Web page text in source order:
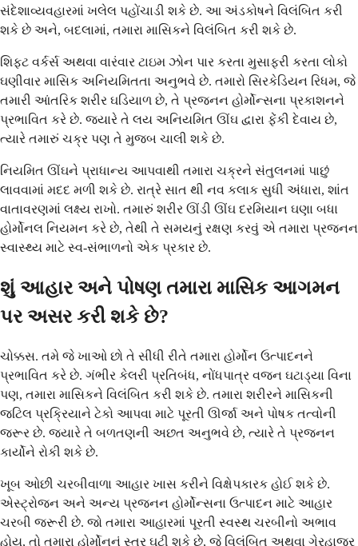
સંદેશાવ્યવહારમાં ખલેલ પહોંચાડી શકે છે. આ અંડકોષને વિલંબિત કરી
શકે છે અને, બદલામાં, તમારા માસિકને વિલંબિત કરી શકે છે.
શિફ્ટ વર્કર્સ અથવા વારંવાર ટાઇમ ઝોન પાર કરતા મુસાફરી કરતા લોકો
ઘણીવાર માસિક અનિયમિતતા અનુભવે છે. તમારો સિરકેડિયન રિધમ, જે
તમારી આંતરિક શરીર ઘડિયાળ છે, તે પ્રજનન હોર્મોન્સના પ્રકાશનને
પ્રભાવિત કરે છે. જ્યારે તે લય અનિયમિત ઊંઘ દ્વારા ફેંકી દેવાય છે,
ત્યારે તમારું ચક્ર પણ તે મુજબ ચાલી શકે છે.
નિયમિત ઊંઘને પ્રાધાન્ય આપવાથી તમારા ચક્રને સંતુલનમાં પાછું
લાવવામાં મદદ મળી શકે છે. રાત્રે સાત થી નવ કલાક સુધી અંધારા, શાંત
વાતાવરણમાં લક્ષ્ય રાખો. તમારું શરીર ઊંડી ઊંઘ દરમિયાન ઘણા બધા
હોર્મોનલ નિયમન કરે છે, તેથી તે સમયનું રક્ષણ કરવું એ તમારા પ્રજનન
સ્વાસ્થ્ય માટે સ્વ-સંભાળનો એક પ્રકાર છે.
શું આહાર અને પોષણ તમારા માસિક આગમન
પર અસર કરી શકે છે?
ચોક્કસ. તમે જે ખાઓ છો તે સીધી રીતે તમારા હોર્મોન ઉત્પાદનને
પ્રભાવિત કરે છે. ગંભીર કેલરી પ્રતિબંધ, નોંધપાત્ર વજન ઘટાડ્યા વિના
પણ, તમારા માસિકને વિલંબિત કરી શકે છે. તમારા શરીરને માસિકની
જટિલ પ્રક્રિયાને ટેકો આપવા માટે પૂરતી ઊર્જા અને પોષક તત્વોની
જરૂર છે. જ્યારે તે બળતણની અછત અનુભવે છે, ત્યારે તે પ્રજનન
કાર્યોને રોકી શકે છે.
ખૂબ ઓછી ચરબીવાળા આહાર ખાસ કરીને વિક્ષેપકારક હોઈ શકે છે.
એસ્ટ્રોજન અને અન્ય પ્રજનન હોર્મોન્સના ઉત્પાદન માટે આહાર
ચરબી જરૂરી છે. જો તમારા આહારમાં પૂરતી સ્વસ્થ ચરબીનો અભાવ
હોય, તો તમારા હોર્મોનનું સ્તર ઘટી શકે છે, જે વિલંબિત અથવા ગેરહાજર